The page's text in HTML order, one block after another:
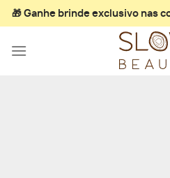
Skip
to
🎁 Ganhe brinde exclusivonas